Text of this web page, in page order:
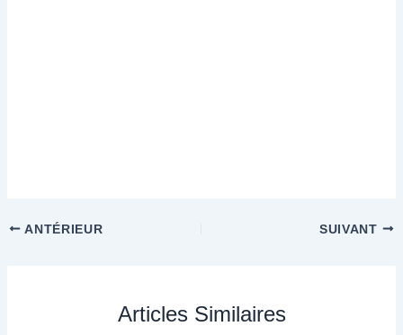
ANTÉRIEUR SUIVANT
Articles Similaires